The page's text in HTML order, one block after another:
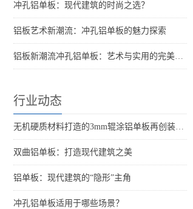
冲孔铝单板：现代建筑的时尚之选？
铝板艺术新潮流：冲孔铝单板的魅力探索
铝板新潮流冲孔铝单板：艺术与实用的完美结合！
行业动态
无机硬质材料打造的3mm辊涂铝单板再创装饰材料新标杆！
双曲铝单板：打造现代建筑之美
铝单板：现代建筑的“隐形”主角
冲孔铝单板适用于哪些场景？